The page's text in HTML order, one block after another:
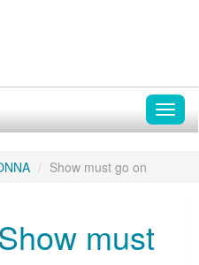
Show must go on
must